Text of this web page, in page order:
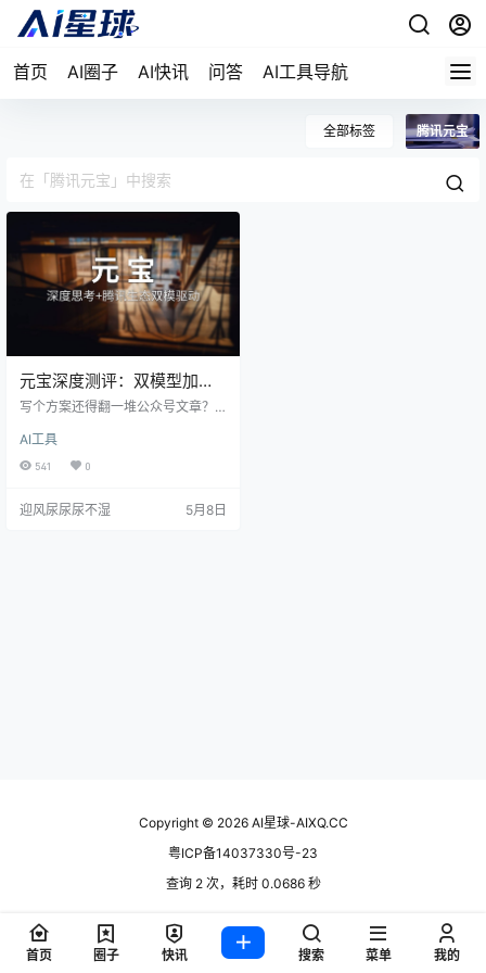
首页 AI圈子 AI快讯 问答 AI工具导航
全部标签 腾讯元宝
元宝深度测评：双模型加持
的免费AI助手，到底有多
写个方案还得翻一堆公众号文章？
宝这个2024年5月上线的全能AI助
手，给的解法挺实在的。混元+Dee
容资源更是独一份。关键是现在完
AI工具
541 0
迎风尿尿尿不湿 5月8日
Copyright © 2026AI星球-AIXQ.CC
粤ICP备14037330号-23
查询 2 次，耗时 0.0686 秒
首页 圈子 快讯 搜索 菜单 我的